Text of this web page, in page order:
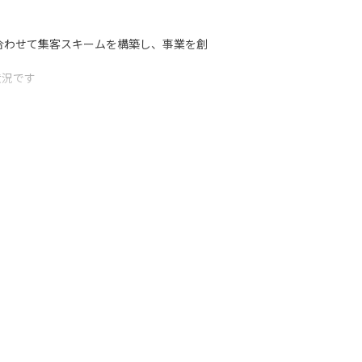
せて集客スキームを構築し、事業を創
です
けられます